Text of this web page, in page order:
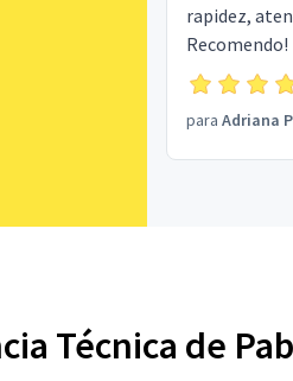
rapidez,
Recomendo!
para Adriana
Técnica de